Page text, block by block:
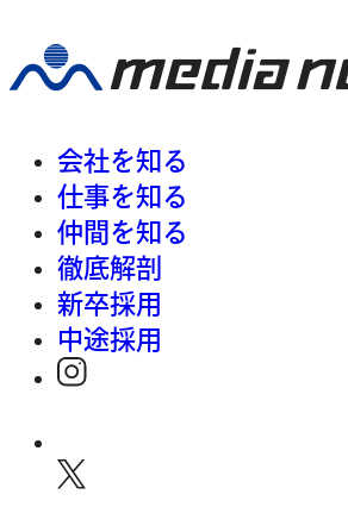
会社を知る
仕事を知る
仲間を知る
徹底解剖
新卒採用
中途採用